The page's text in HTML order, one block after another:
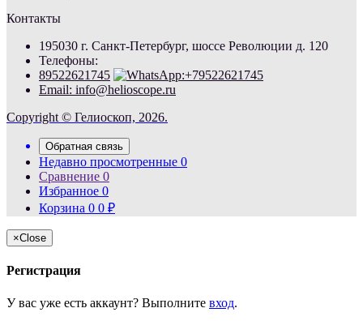
Контакты
195030 г. Санкт-Петербург, шоссе Революции д. 120
Телефоны:
89522621745
Email: info@helioscope.ru
Copyright © Гелиоскоп, 2026.
Обратная связь
Недавно просмотренные 0
Сравнение 0
Избранное 0
Корзина 0 0 ₽
×Close
Регистрация
У вас уже есть аккаунт? Выполните вход.